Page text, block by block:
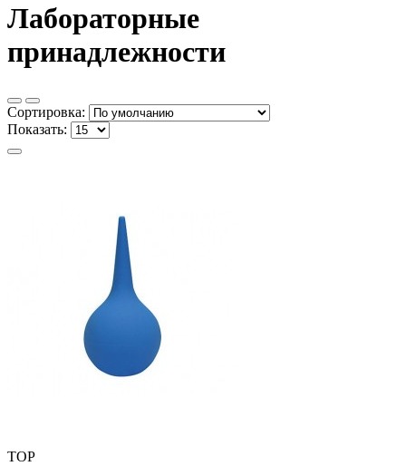
Лабораторные
принадлежности
Сортировка:
Показать:
TOP